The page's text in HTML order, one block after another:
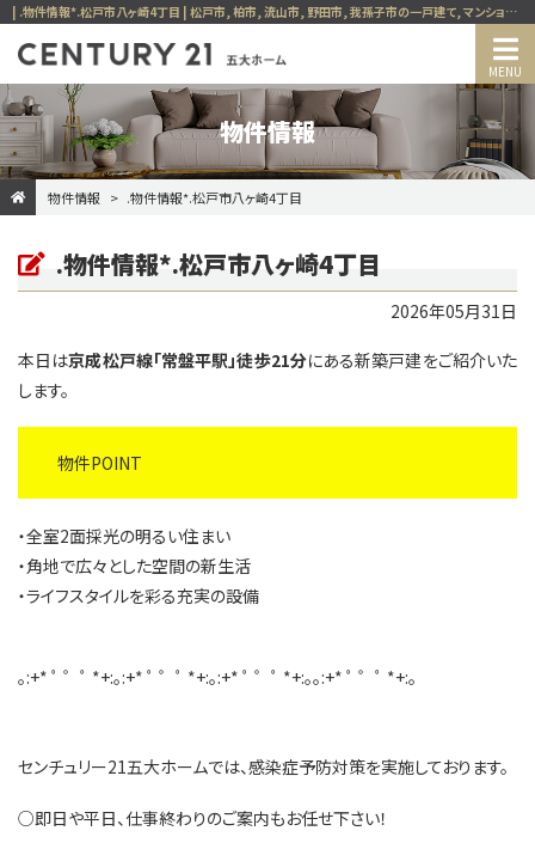
| .物件情報*.松戸市八ヶ崎4丁目 | 松戸市, 柏市, 流山市, 野田市, 我孫子市の一戸建て, マンション, 土地, 投資用, 賃貸など、不動産の事ならセンチュリー21五大ホーム
物件情報
物件情報 .物件情報*.松戸市八ヶ崎4丁目
.物件情報*.松戸市八ヶ崎4丁目
2026年05月31日
本日は京成松戸線「常盤平駅」徒歩21分にある新築戸建をご紹介いた
します。
物件POINT
・全室2面採光の明るい住まい
・角地で広々とした空間の新生活
・ライフスタイルを彩る充実の設備
｡:+* ﾟ ゜ﾟ *+:｡:+* ﾟ ゜ﾟ *+:｡:+* ﾟ ゜ﾟ *+:｡｡:+* ﾟ ゜ﾟ *+:｡
​​センチュリー21五大ホームでは、感染症予防対策を実施しております。
○即日や平日、仕事終わりのご案内もお任せ下さい！